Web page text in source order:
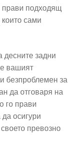
прави подходящ
сами
задни
вашият
безпроблемен за
да отговаря на
го прави
осигури
превозно